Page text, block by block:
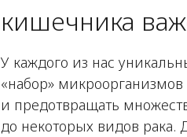
кишечника
У каждого из нас
«набор»
и предотвращать
до некоторых видов